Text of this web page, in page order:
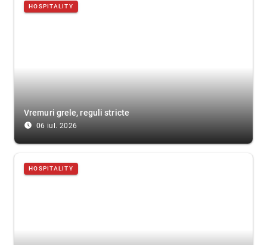
HOSPITALITY
Vremuri grele, reguli stricte
access_time_filled 06 iul. 2026
HOSPITALITY